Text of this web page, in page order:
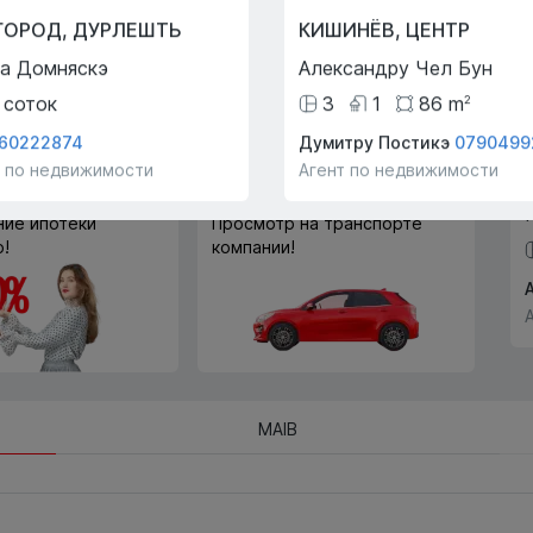
Trade-In
Trade-In мы поможем вам
купить эту квартиру в обмен
ипотеки
Просмотр на транспорте
компании!
MAIB
, ДУРЛЕШТЬ
Домняскэ
соток
по недвижимости
КИШИНЁВ, ЦЕНТР
Александру Чел Бун
3
1 86 m2
Думитру Постикэ
Агент по недвижимости